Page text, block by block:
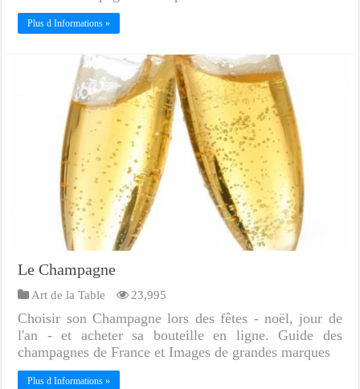
Plus d Informations »
Le Champagne
Art de la Table 23,995
Choisir son Champagne lors des fêtes - noël, jour de
l'an - et acheter sa bouteille en ligne. Guide des
champagnes de France et Images de grandes marques
Plus d Informations »